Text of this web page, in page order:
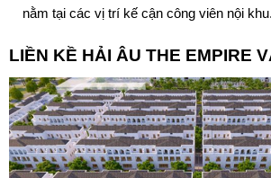
nằm tại các vị trí kế cận công viên nội khu.
LIỀN KỀ HẢI ÂU THE EMPIRE